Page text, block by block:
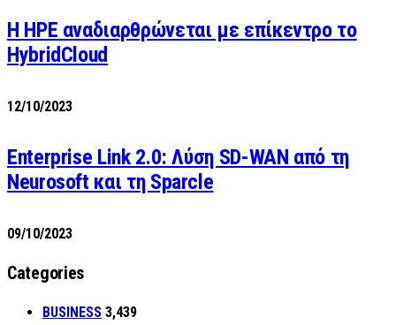
H HPE αναδιαρθρώνεται με επίκεντρο το
HybridCloud
12/10/2023
Enterprise Link 2.0: Λύση SD-WAN από τη
Neurosoft και τη Sparcle
09/10/2023
Categories
BUSINESS 3,439